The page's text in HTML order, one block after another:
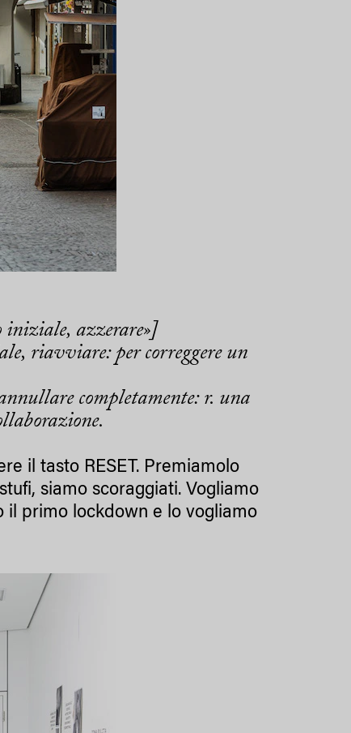
iniziale, azzerare»]
riavviare: per correggere un
completamente: r. una
il tasto RESET. Premiamolo
siamo scoraggiati. Vogliamo
il primo lockdown e lo vogliamo